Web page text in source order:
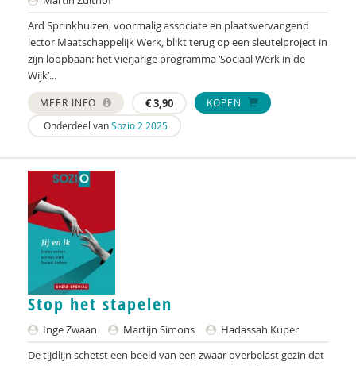
Mathieu Heemelaar
Peer van der Helm
Marion Herben
Jo Hermanns
Mechtild Höing
Dirk den Hollander
Geralien Holsbrink-Engels
Joep Holten
Marije de Hoogd, MSc
Marit Hopman
Ard Sprinkhuizen, voormalig associate en plaatsvervangend
lector Maatschappelijk Werk, blikt terug op een sleutelproject in
zijn loopbaan: het vierjarige programma ‘Sociaal Werk in de
Wijk’...
MEER INFO €3,90
KOPEN
Onderdeel vanSozio 2 2025
Stop het stapelen
Inge Zwaan Martijn Simons
Hadassah Kuper
De tijdlijn schetst een beeld van een zwaar overbelast gezin dat